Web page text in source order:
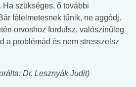
Ha szükséges, ő további
félelmetesnek tűnik, ne aggódj.
orvoshoz fordulsz, valószínűleg
a problémád és nem stresszelsz
Dr. Lesznyák Judit)